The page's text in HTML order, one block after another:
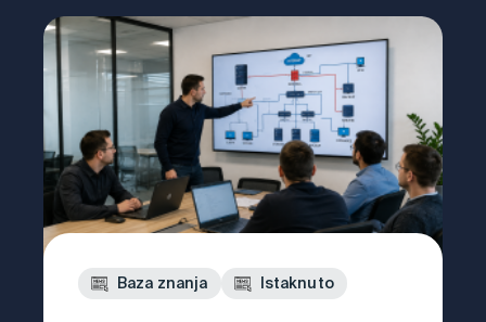
Baza znanja Istaknuto